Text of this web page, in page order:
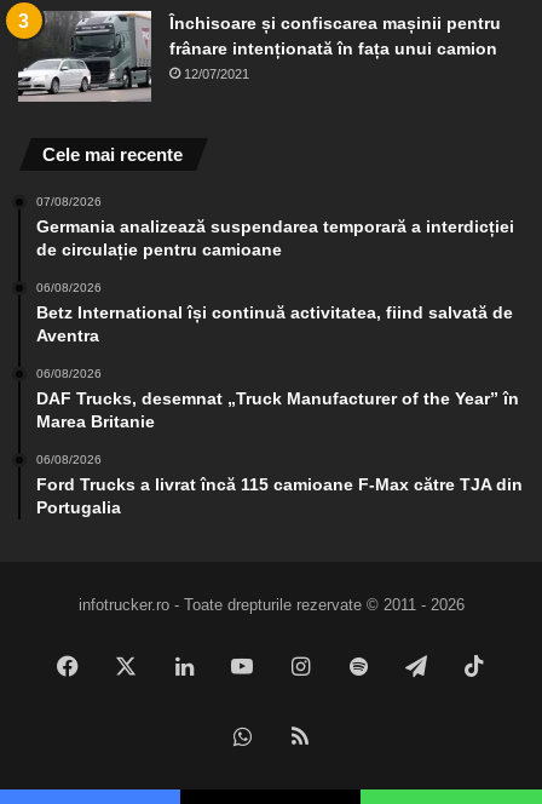
Închisoare și confiscarea mașinii pentru
frânare intenționată în fața unui camion
12/07/2021
Cele mai recente
07/08/2026
Germania analizează suspendarea temporară a interdicției
de circulație pentru camioane
06/08/2026
Betz International își continuă activitatea, fiind salvată de
Aventra
06/08/2026
DAF Trucks, desemnat „Truck Manufacturer of the Year” în
Marea Britanie
06/08/2026
Ford Trucks a livrat încă 115 camioane F-Max către TJA din
Portugalia
infotrucker.ro - Toate drepturile rezervate © 2011 - 2026
Facebook LinkedInYouTubeInstagram
Spotify Telegram
WhatsApp